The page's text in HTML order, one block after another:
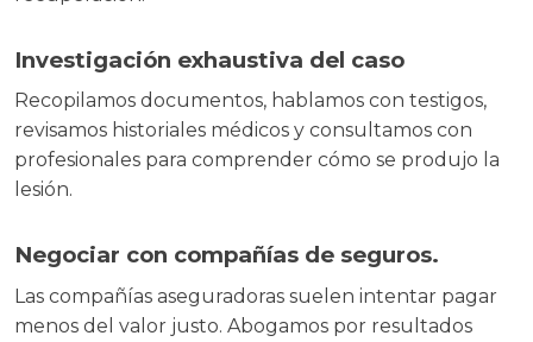
Investigación exhaustiva del caso
Recopilamos documentos, hablamos con testigos,
revisamos historiales médicos y consultamos con
profesionales para comprender cómo se produjo la
lesión.
Negociar con compañías de seguros.
Las compañías aseguradoras suelen intentar pagar
menos del valor justo. Abogamos por resultados